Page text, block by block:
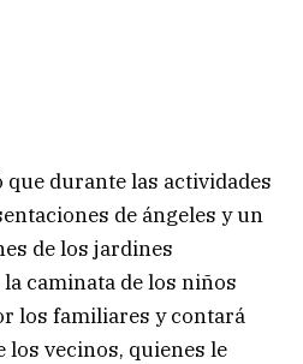
durante las actividades
de ángeles y un
de los jardines
caminata de los niños
los familiares y contará
los vecinos, quienes le